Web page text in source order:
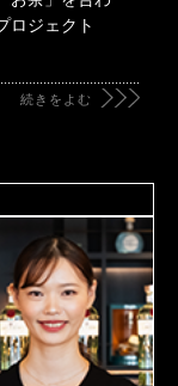
ロジェクト
続きをよむ